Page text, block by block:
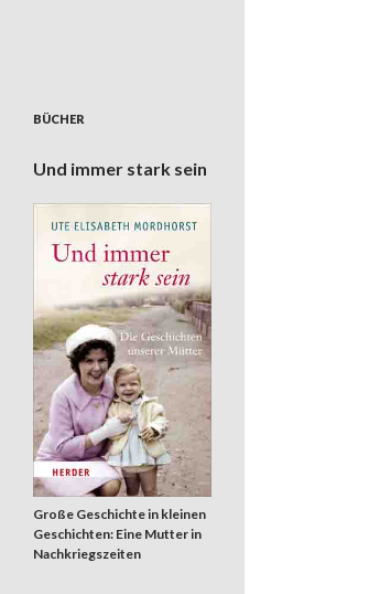
BÜCHER
Und immer stark sein
Große Geschichte in kleinen
Geschichten: Eine Mutter in
Nachkriegszeiten